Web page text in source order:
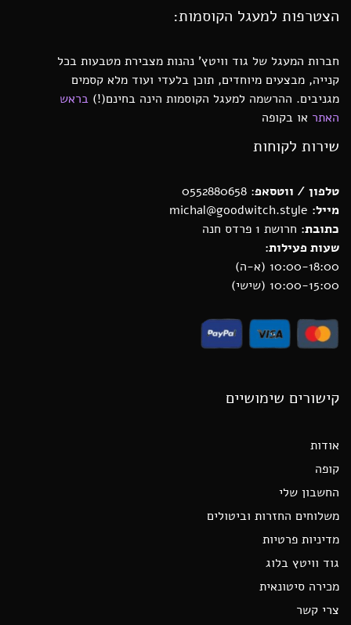
הצטרפות למעגל הקוסמות:
חברות המעגל של גוד וויטץ’ נהנות מצבירת מטבעות בכל
קנייה, מבצעים מיוחדים, תוכן בלעדי ועוד מלא קסמים
מגניבים. ההרשמה למעגל הקוסמות הינה בחינם(!) בראש
האתר או בקופה
שירות לקוחות
טלפון / ווטסאפ: 0552880658
מייל:
כתובת: חרושת 1 פרדס חנה
שעות פעילות:
10:00-18:00 (א-ה)
10:00-15:00 (שישי)
קישורים שימושיים
אודות
קופה
החשבון שלי
משלוחים החזרות וביטולים
מדיניות פרטיות
גוד וויטץ בלוג
מכירה סיטונאית
צרי קשר